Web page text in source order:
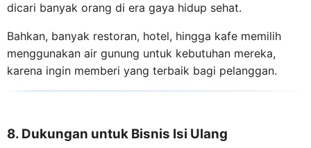
dicari banyak orang di era gaya hidup sehat.
Bahkan, banyak restoran, hotel, hingga kafe memilih
menggunakan air gunung untuk kebutuhan mereka,
karena ingin memberi yang terbaik bagi pelanggan.
8. Dukungan untuk Bisnis Isi Ulang